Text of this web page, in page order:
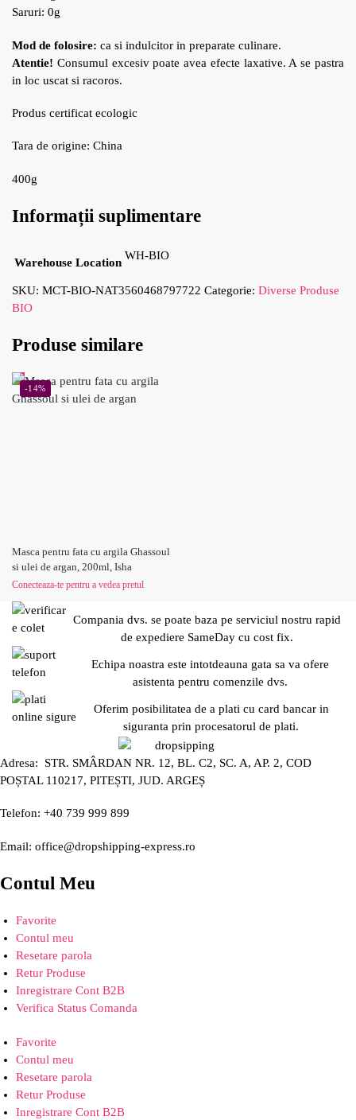
Saruri: 0g
Mod de folosire: ca si indulcitor in preparate culinare.
Atentie! Consumul excesiv poate avea efecte laxative. A se pastra
in loc uscat si racoros.
Produs certificat ecologic
Tara de origine: China
400g
Informații suplimentare
Warehouse Location
WH-BIO
SKU: MCT-BIO-NAT3560468797722 Categorie: Diverse Produse
BIO
Produse similare
-14%
Masca pentru fata cu argila Ghassoul
si ulei de argan, 200ml, Isha
Conecteaza-te pentru a vedea pretul
Compania dvs. se poate baza pe serviciul nostru rapid
de expediere SameDay cu cost fix.
Echipa noastra este intotdeauna gata sa va ofere
asistenta pentru comenzile dvs.
Oferim posibilitatea de a plati cu card bancar in
siguranta prin procesatorul de plati.
Adresa: STR. SMÂRDAN NR. 12, BL. C2, SC. A, AP. 2, COD
POȘTAL 110217, PITEȘTI, JUD. ARGEȘ
Telefon: +40 739 999 899
Email: office@dropshipping-express.ro
Contul Meu
Favorite
Contul meu
Resetare parola
Retur Produse
Inregistrare Cont B2B
Verifica Status Comanda
Favorite
Contul meu
Resetare parola
Retur Produse
Inregistrare Cont B2B